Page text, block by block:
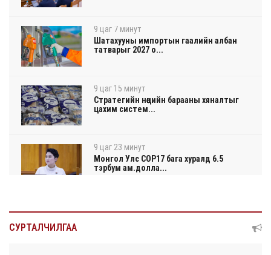
9 цаг 7 минут
Шатахууны импортын гаалийн албан
татварыг 2027 о...
9 цаг 15 минут
Стратегийн нөөцийн барааны хяналтыг
цахим систем...
9 цаг 23 минут
Монгол Улс COP17 бага хуралд 6.5
тэрбум ам.долла...
9 цаг 27 минут
СУРТАЛЧИЛГАА